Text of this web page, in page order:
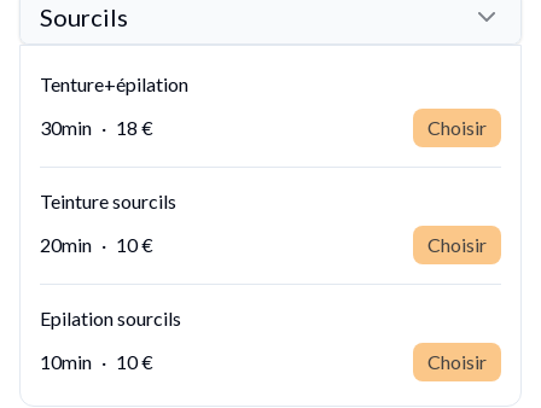
Sourcils
Tenture+épilation
30min · 18 € Choisir
Teinture sourcils
20min · 10 € Choisir
Epilation sourcils
10min · 10 € Choisir